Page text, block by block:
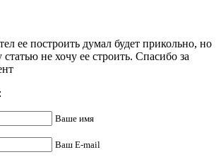
ее построить думал будет прикольно, но
статью не хочу ее строить. Спасибо за
Ваше имя
Ваш E-mail